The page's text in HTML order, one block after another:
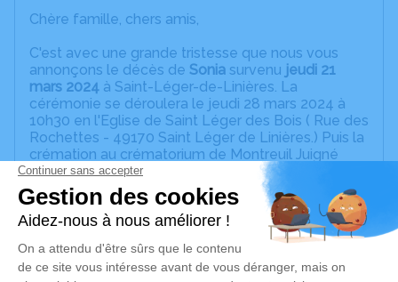
Chère famille, chers amis,
C'est avec une grande tristesse que nous vous
annonçons le décès de Sonia survenu jeudi 21
mars 2024 à Saint-Léger-de-Linières. La
cérémonie se déroulera le jeudi 28 mars 2024 à
10h30 en l'Eglise de Saint Léger des Bois ( Rue des
Rochettes - 49170 Saint Léger de Linières.) Puis la
crémation au crématorium de Montreuil Juigné
(49460 avenue des Poiriers) à 16h30.
Si vous voulez participer à la création de l'espace
souvenir de Sonia, vous pouvez déposer vos dons
sur la cagnotte prévue à cet effet en cliquant sur le
https://www.leetchi.com/fr/c/sonia-
1562038?
utm_source=copylink&utm_medium=social_sharing